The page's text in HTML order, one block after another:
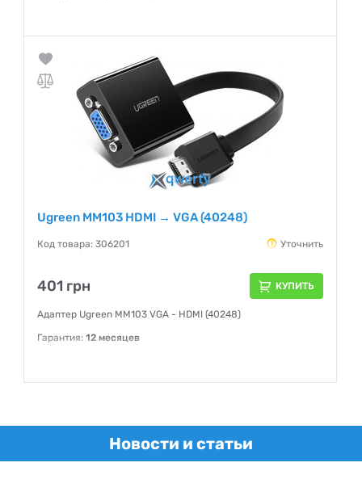
Ugreen MM103 HDMI → VGA (40248)
Код товара: 306201 Уточнить
401 грн КУПИТЬ
Адаптер Ugreen MM103 VGA - HDMI (40248)
Гарантия: 12 месяцев
Новости и статьи